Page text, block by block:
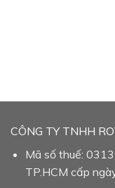
CÔNG TY TNHH
Mã số thuế:
TP.HCM cấp